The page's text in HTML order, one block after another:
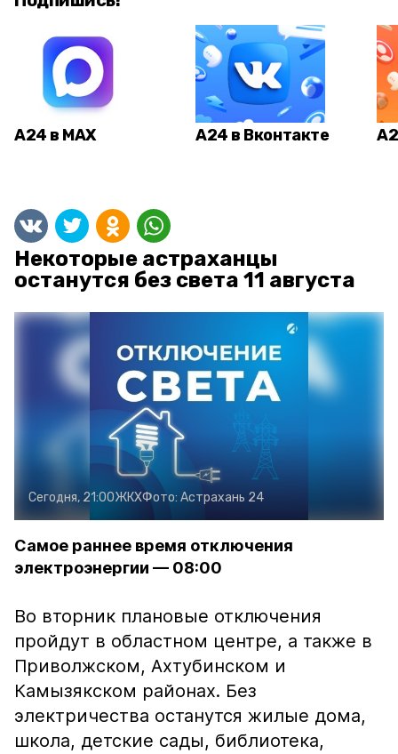
А24 в MAX А24 в Вконтакте
Некоторые астраханцы
останутся без света 11 августа
Сегодня, 21:00ЖКХФото: Астрахань 24
Самое раннее время отключения
электроэнергии — 08:00
Во вторник плановые отключения
пройдут в областном центре, а также в
Приволжском, Ахтубинском и
Камызякском районах. Без
электричества останутся жилые дома,
школа, детские сады, библиотека,